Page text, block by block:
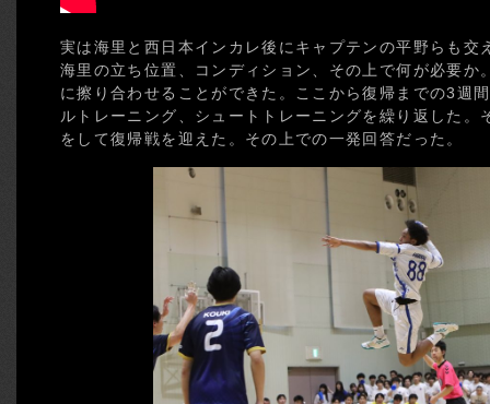
実は海里と西日本インカレ後にキャプテンの平野らも交
海里の立ち位置、コンディション、その上で何が必要か
に擦り合わせることができた。ここから復帰までの3週
ルトレーニング、シュートトレーニングを繰り返した。
をして復帰戦を迎えた。その上での一発回答だった。